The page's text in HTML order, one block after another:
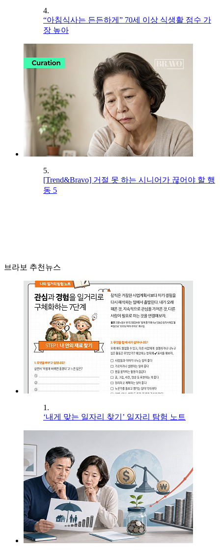
4.
“아침식사는 든든하게” 70세 이상 식생활 점수 가
장 높아
5.
[Trend&Bravo] 거절 못 하는 시니어가 끊어야 할 행
동 5
브라보 추천뉴스
1.
‘내게 맞는 일자리 찾기’ 일자리 탐험 노트